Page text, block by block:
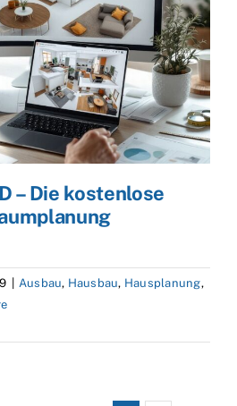
– Die kostenlose
Ausbau, Hausbau, Hausplanung,